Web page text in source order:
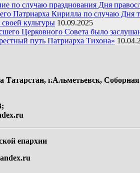
по случаю празднования Дня
Патриарха Кирилла по случаю Дня
культуры 10.09.2025
Церковного Совета было
путь Патриарха Тихона»
Татарстан, г.Альметьевск,
епархии